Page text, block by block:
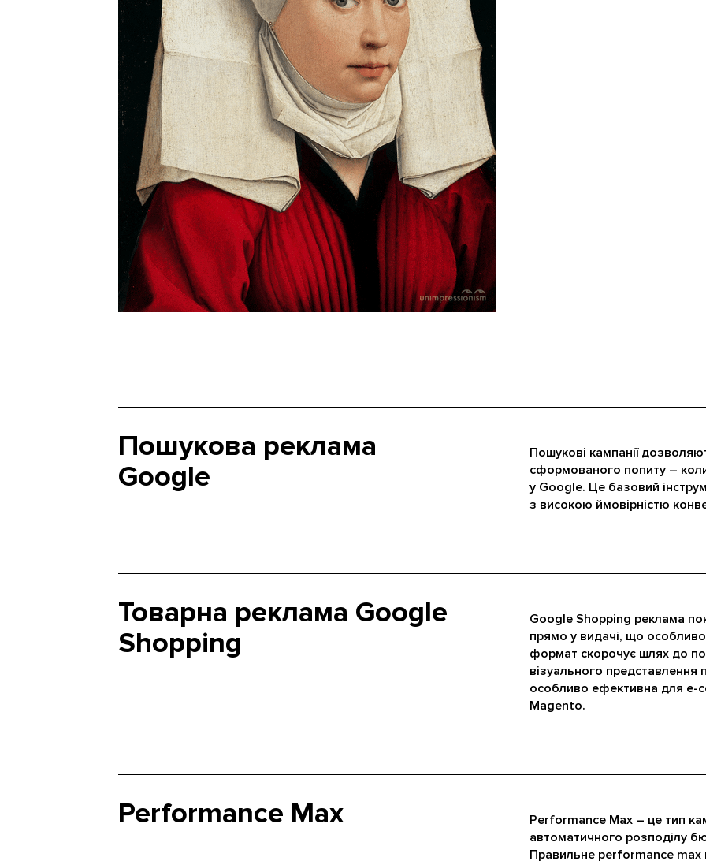
Пошукова реклама
Google
Пошукові кампанії
сформованого попиту –
у Google. Це базовий
з високою ймовірністю
Товарна реклама Google
Shopping
Google Shopping реклама
прямо у видачі, що
формат скорочує шлях до
візуального
особливо ефективна для e-
Magento.
Performance Max
Performance Max – це тип
автоматичного розподілу
Правильне performance